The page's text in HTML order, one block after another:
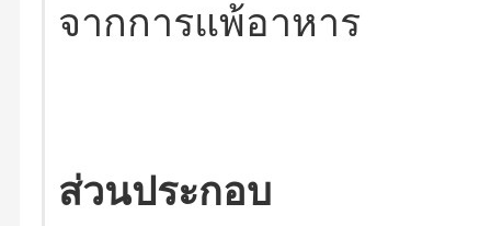
จากการแพ้อาหาร
ส่วนประกอบ